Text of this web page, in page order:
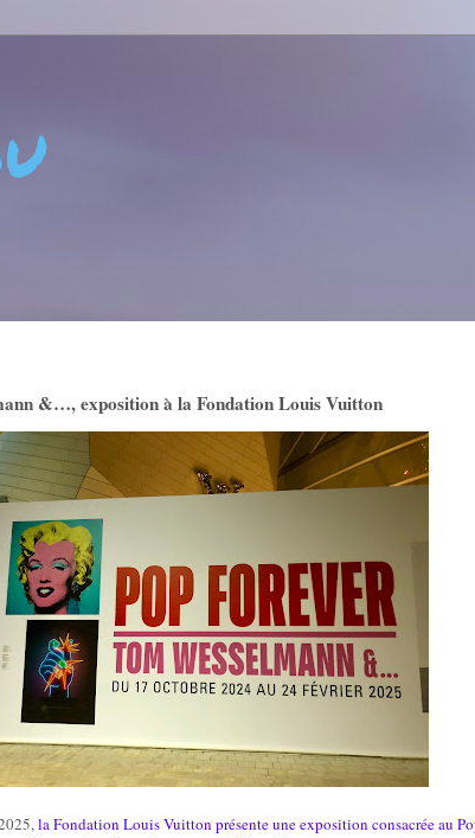
- ART DE VIVRE - BIEN-ÊTRE - POSITIVITÉ -
&…, exposition à la Fondation Louis Vuitton
la Fondation Louis Vuitton présente une exposition consacrée au